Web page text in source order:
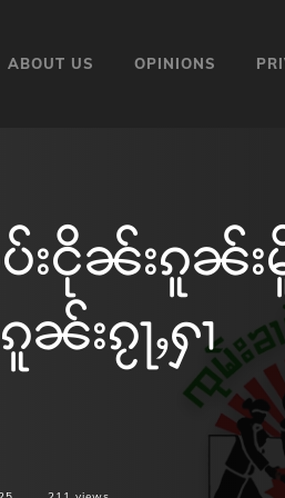
ABOUT US OPINIONS
ပ်းငိုၼ်းၵူၼ်း
းၵႂႃႇႁၢ